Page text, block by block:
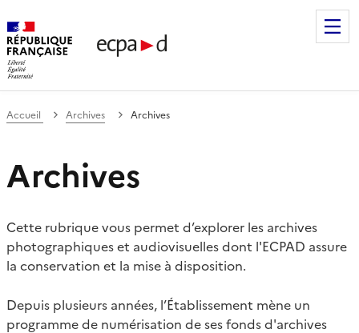
de communication et de production
Accueil Archives Archives
Archives
Cette rubrique vous permet d’explorer les archives
photographiques et audiovisuelles dont l'ECPAD assure
la conservation et la mise à disposition.
Depuis plusieurs années, l’Établissement mène un
programme de numérisation de ses fonds d'archives